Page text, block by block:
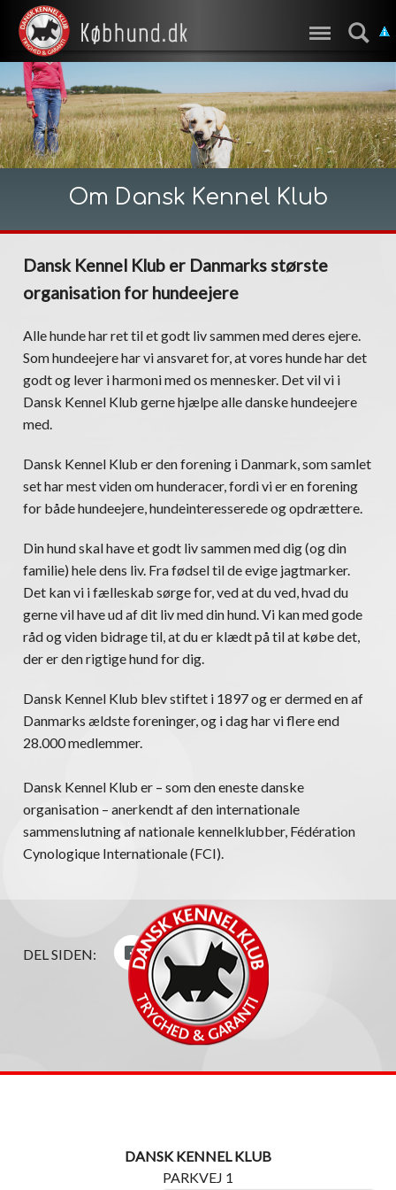
Om Dansk Kennel Klub
Dansk Kennel Klub er Danmarks største
organisation for hundeejere
Alle hunde har ret til et godt liv sammen med deres ejere.
Som hundeejere har vi ansvaret for, at vores hunde har det
godt og lever i harmoni med os mennesker. Det vil vi i
Dansk Kennel Klub gerne hjælpe alle danske hundeejere
med.
Dansk Kennel Klub er den forening i Danmark, som samlet
set har mest viden om hunderacer, fordi vi er en forening
for både hundeejere, hundeinteresserede og opdrættere.
Din hund skal have et godt liv sammen med dig (og din
familie) hele dens liv. Fra fødsel til de evige jagtmarker.
Det kan vi i fælleskab sørge for, ved at du ved, hvad du
gerne vil have ud af dit liv med din hund. Vi kan med gode
råd og viden bidrage til, at du er klædt på til at købe det,
der er den rigtige hund for dig.
Dansk Kennel Klub blev stiftet i 1897 og er dermed en af
Danmarks ældste foreninger, og i dag har vi flere end
28.000 medlemmer.
Dansk Kennel Klub er – som den eneste danske
organisation – anerkendt af den internationale
sammenslutning af nationale kennelklubber, Fédération
Cynologique Internationale (FCI).
DEL SIDEN:
DANSK KENNEL KLUB
PARKVEJ 1